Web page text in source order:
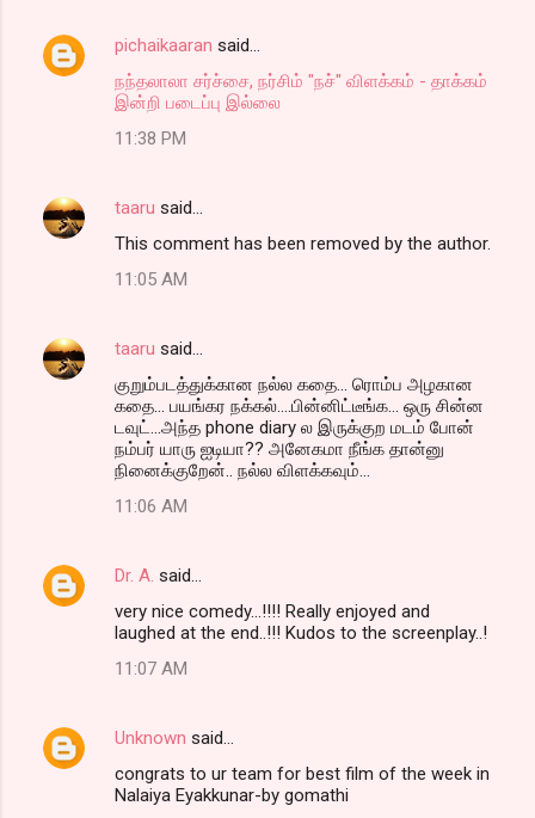
pichaikaaran said…
நந்தலாலா சர்ச்சை, நர்சிம் "நச்" விளக்கம் - தாக்கம்
இன்றி படைப்பு இல்லை
11:38 PM
taaru said…
This comment has been removed by the author.
11:05 AM
taaru said…
குறும்படத்துக்கான நல்ல கதை... ரொம்ப அழகான
கதை... பயங்கர நக்கல்....பின்னிட்டீங்க... ஒரு சின்ன
டவுட்...அந்த phone diary ல இருக்குற மடம் போன்
நம்பர் யாரு ஐடியா?? அனேகமா நீங்க தான்னு
நினைக்குறேன்.. நல்ல விளக்கவும்...
11:06 AM
Dr. A. said…
very nice comedy...!!!! Really enjoyed and
laughed at the end..!!! Kudos to the screenplay..!
11:07 AM
Unknown said…
congrats to ur team for best film of the week in
Nalaiya Eyakkunar-by gomathi